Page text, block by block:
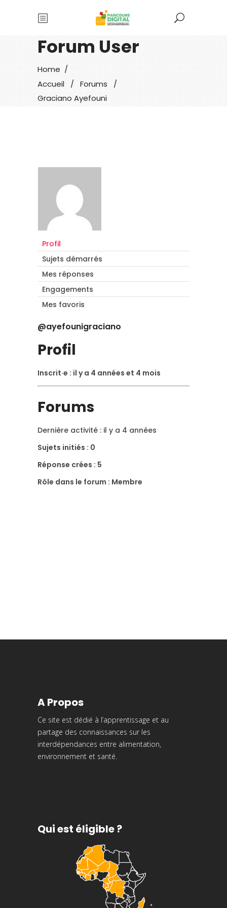
Forum User
Home /
Accueil
/ Forums
/
Graciano Ayefouni
Profil
Sujets démarrés
Mes réponses
Engagements
Mes favoris
@ayefounigraciano
Profil
Inscrit·e : il y a 4 années et 4 mois
Forums
Dernière activité : il y a 4 années
Sujets initiés : 0
Réponse crées : 5
Rôle dans le forum : Membre
A Propos
Ce site est dédié à l’apprentissage et au
partage des connaissances sur les
interdépendances entre alimentation,
environnement et santé.
Qui est éligible ?